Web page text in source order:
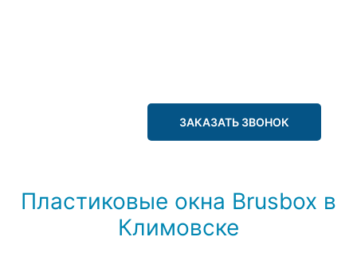
ЗАКАЗАТЬ ЗВОНОК
Пластиковые окна Brusbox в
Климовске